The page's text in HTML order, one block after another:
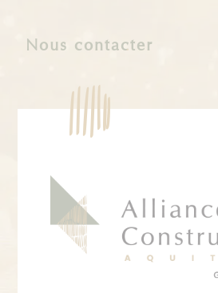
Nous contacter